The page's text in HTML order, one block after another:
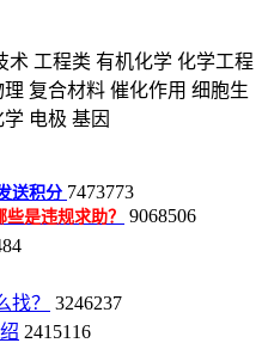
术 工程类 有机化学 化学工程
理 复合材料 催化作用 细胞生
学 电极 基因
送积分 7473773
是违规求助？ 9068506
？
3246237
2415116